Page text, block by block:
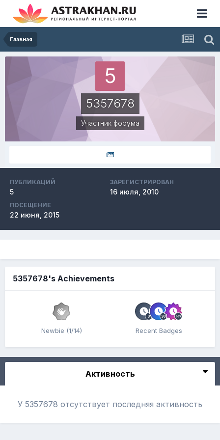
Главная
5357678
Участник форума
ПУБЛИКАЦИЙ
5
ЗАРЕГИСТРИРОВАН
16 июля, 2010
ПОСЕЩЕНИЕ
22 июня, 2015
5357678's Achievements
Newbie (1/14) Recent Badges
Активность
У 5357678 отсутствует последняя активность